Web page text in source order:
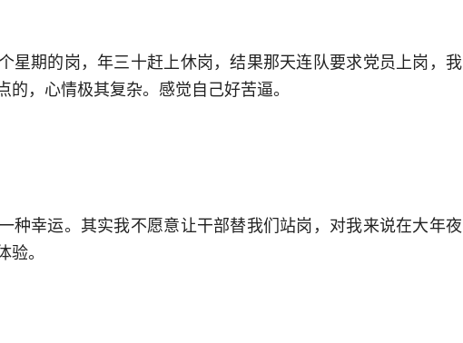
星期的岗，年三十赶上休岗，结果那天连队要求党员上岗，我
的，心情极其复杂。感觉自己好苦逼。
种幸运。其实我不愿意让干部替我们站岗，对我来说在大年夜
。